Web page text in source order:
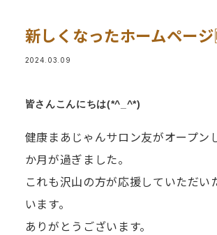
新しくなったホームページ
2024.03.09
皆さんこんにちは(*^_^*)
健康まあじゃんサロン友がオープン
か月が過ぎました。
これも沢山の方が応援していただい
います。
ありがとうございます。